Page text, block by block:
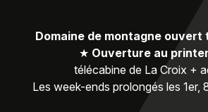
Domaine de montagne
★ Ouverture au
télécabine de La Croix +
Les week-ends prolongés les 1er,